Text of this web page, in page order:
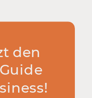
den